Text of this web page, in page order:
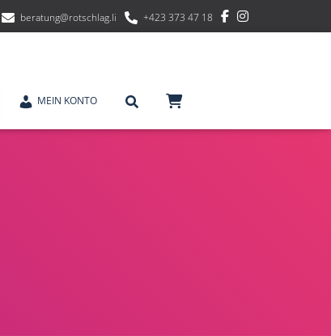
beratung@rotschlag.li +423 373 47 18
MEIN KONTO